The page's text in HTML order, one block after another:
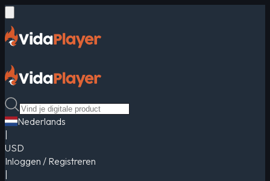
Nederlands
USD
Inloggen / Registreren